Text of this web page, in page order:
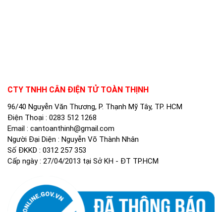
CTY TNHH CÂN ĐIỆN TỬ TOÀN THỊNH
96/40 Nguyễn Văn Thương, P. Thạnh Mỹ Tây, TP. HCM
Điện Thoại : 0283 512 1268
Email : cantoanthinh@gmail.com
Người Đại Diện : Nguyễn Võ Thành Nhân
Số ĐKKD : 0312 257 353
Cấp ngày : 27/04/2013 tại Sở KH - ĐT TP.HCM